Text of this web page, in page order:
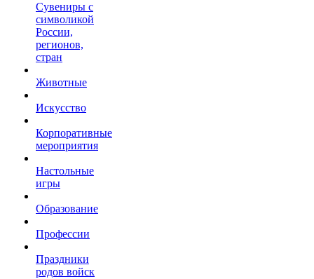
Сувениры с
символикой
России,
регионов,
стран
Животные
Искусство
Корпоративные
мероприятия
Настольные
игры
Образование
Профессии
Праздники
родов войск